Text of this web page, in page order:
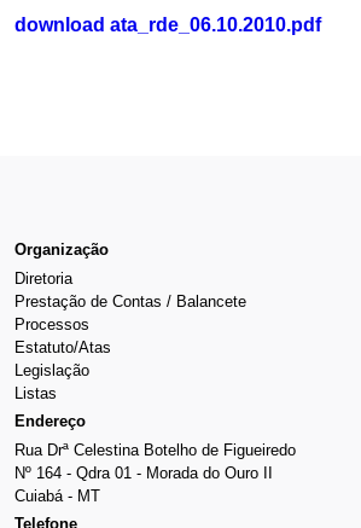
download ata_rde_06.10.2010.pdf
Organização
Diretoria
Prestação de Contas / Balancete
Processos
Estatuto/Atas
Legislação
Listas
Endereço
Rua Drª Celestina Botelho de Figueiredo
Nº 164 - Qdra 01 - Morada do Ouro II
Cuiabá - MT
Telefone